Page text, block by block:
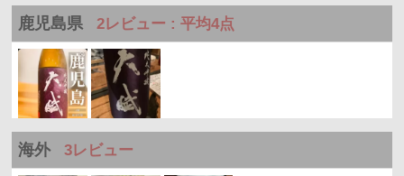
鹿児島県 2レビュー : 平均4点
海外 3レビュー